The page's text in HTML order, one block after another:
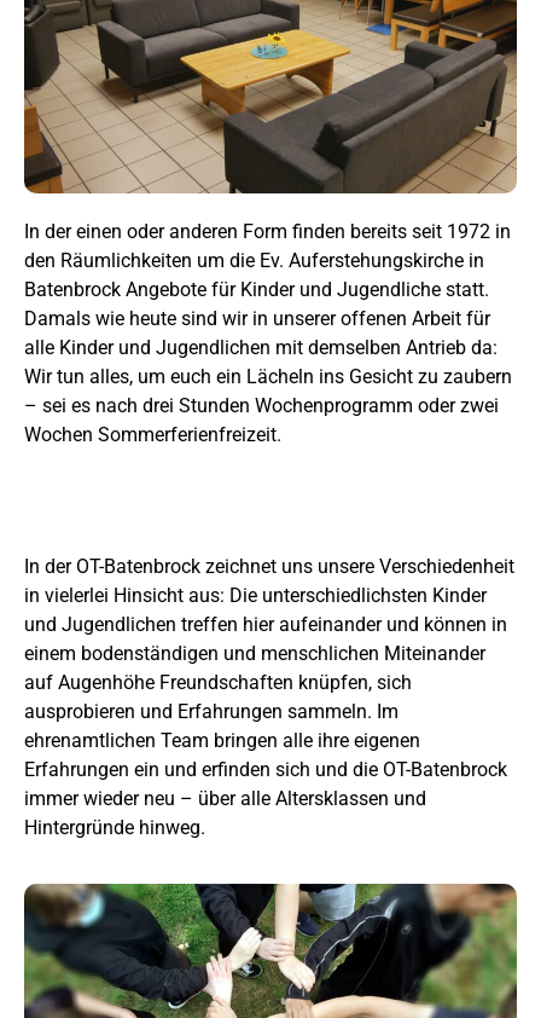
In der einen oder anderen Form finden bereits seit 1972 in
den Räumlichkeiten um die Ev. Auferstehungskirche in
Batenbrock Angebote für Kinder und Jugendliche statt.
Damals wie heute sind wir in unserer offenen Arbeit für
alle Kinder und Jugendlichen mit demselben Antrieb da:
Wir tun alles, um euch ein Lächeln ins Gesicht zu zaubern
– sei es nach drei Stunden Wochenprogramm oder zwei
Wochen Sommerferienfreizeit.
In der OT-Batenbrock zeichnet uns unsere Verschiedenheit
in vielerlei Hinsicht aus: Die unterschiedlichsten Kinder
und Jugendlichen treffen hier aufeinander und können in
einem bodenständigen und menschlichen Miteinander
auf Augenhöhe Freundschaften knüpfen, sich
ausprobieren und Erfahrungen sammeln. Im
ehrenamtlichen Team bringen alle ihre eigenen
Erfahrungen ein und erfinden sich und die OT-Batenbrock
immer wieder neu – über alle Altersklassen und
Hintergründe hinweg.